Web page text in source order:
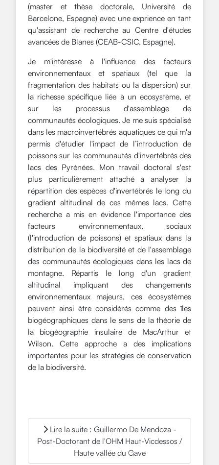
(master et thèse doctorale, Université de
Barcelone, Espagne) avec une exprience en tant
qu'assistant de recherche au Centre d'études
avancées de Blanes (CEAB-CSIC, Espagne).
Je m'intéresse à l'influence des facteurs
environnementaux et spatiaux (tel que la
fragmentation des habitats ou la dispersion) sur
la richesse spécifique liée à un ecosystème, et
sur les processus d'assemblage de
communautés écologiques. Je me suis spécialisé
dans les macroinvertébrés aquatiques ce qui m'a
permis d'étudier l'impact de l’introduction de
poissons sur les communautés d'invertébrés des
lacs des Pyrénées. Mon travail doctoral s'est
plus particulièrement attaché à analyser la
répartition des espèces d'invertébrés le long du
gradient altitudinal de ces mêmes lacs. Cette
recherche a mis en évidence l'importance des
facteurs environnementaux, sociaux
(l'introduction de poissons) et spatiaux dans la
distribution de la biodiversité et de l'assemblage
des communautés écologiques dans les lacs de
montagne. Répartis le long d'un gradient
altitudinal impliquant des changements
environnementaux majeurs, ces écosystèmes
peuvent ainsi être considérés comme des îles
biogéographiques dans le sens de la théorie de
la biogéographie insulaire de MacArthur et
Wilson. Cette approche a des implications
importantes pour les stratégies de conservation
de la biodiversité.
Lire la suite : Guillermo De Mendoza -
Post-Doctorant de l'OHM Haut-Vicdessos /
Haute vallée du Gave